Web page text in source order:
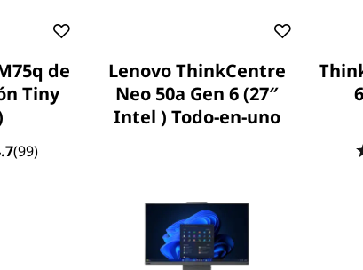
El monitor no está
Optane™ opcional,
más receptiva,
archivos. Asimismo, el
(SSD) M.2 opcional
3D NAND ofrece a
y un consumo
son opcionales y no están
de tu equipo antes de la
de
Tiny
(99)
Lenovo ThinkCentre
Neo 50a Gen 6 (27″
Intel ) Todo-en-uno